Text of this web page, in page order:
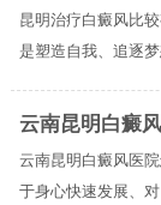
昆明治疗白癜风比
是塑造自我、追逐
云南昆明白癜
云南昆明白癜风医
于身心快速发展、对